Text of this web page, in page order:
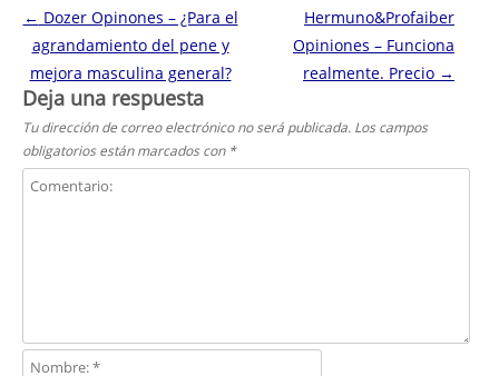
Navegación de entradas
← Dozer Opinones – ¿Para el
agrandamiento del pene y
mejora masculina general?
Hermuno&Profaiber
Opiniones – Funciona
realmente. Precio →
Deja una respuesta
Tu dirección de correo electrónico no será publicada. Los campos
obligatorios están marcados con *